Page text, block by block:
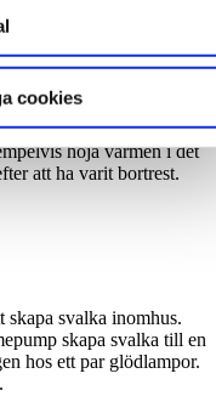
cookies
genom ett online-
höja värmen i det
att ha varit bortrest.
skapa svalka inomhus.
skapa svalka till en
hos ett par glödlampor.